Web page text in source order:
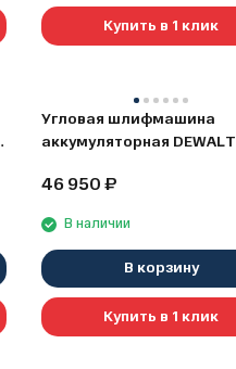
Купить в 1 клик
Угловая шлифмашина
аккумуляторная DEWALT
об/мин, без АКБ и ЗУ
46 950₽
В наличии
В корзину
Купить в 1 клик